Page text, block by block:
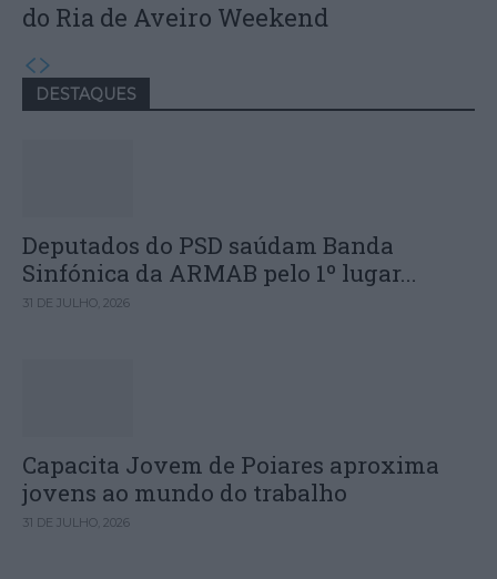
do Ria de Aveiro Weekend
DESTAQUES
Deputados do PSD saúdam Banda
Sinfónica da ARMAB pelo 1º lugar...
31 DE JULHO, 2026
Capacita Jovem de Poiares aproxima
jovens ao mundo do trabalho
31 DE JULHO, 2026